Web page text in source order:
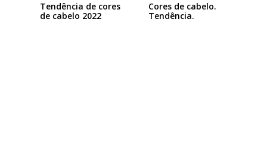
Tendência de cores
de cabelo 2022
Cores de cabelo.
Tendência.